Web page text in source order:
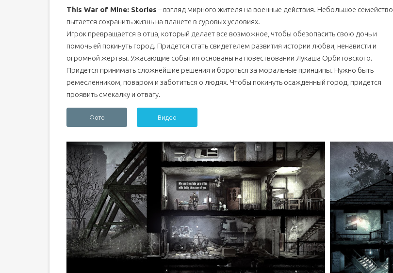
This War of Mine: Stories – взгляд мирного жителя на военные действия. Небольшое семейство
пытается сохранить жизнь на планете в суровых условиях.
Игрок превращается в отца, который делает все возможное, чтобы обезопасить свою дочь и
помочь ей покинуть город. Придется стать свидетелем развития истории любви, ненависти и
огромной жертвы. Ужасающие события основаны на повествовании Лукаша Орбитовского.
Придется принимать сложнейшие решения и бороться за моральные принципы. Нужно быть
ремесленником, поваром и заботиться о людях. Чтобы покинуть осажденный город, придется
проявить смекалку и отвагу.
Фото Видео